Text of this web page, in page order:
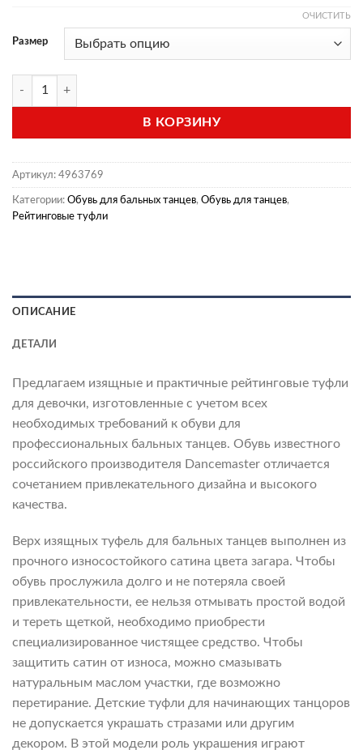
Размер
ОЧИСТИТЬ
Количество товара Рейтинговые туфли (модель 161)
В КОРЗИНУ
Артикул: 4963769
Категории: Обувь для бальных танцев, Обувь для танцев,
Рейтинговые туфли
ОПИСАНИЕ
ДЕТАЛИ
Предлагаем изящные и практичные рейтинговые туфли
для девочки, изготовленные с учетом всех
необходимых требований к обуви для
профессиональных бальных танцев. Обувь известного
российского производителя Dancemaster отличается
сочетанием привлекательного дизайна и высокого
качества.
Верх изящных туфель для бальных танцев выполнен из
прочного износостойкого сатина цвета загара. Чтобы
обувь прослужила долго и не потеряла своей
привлекательности, ее нельзя отмывать простой водой
и тереть щеткой, необходимо приобрести
специализированное чистящее средство. Чтобы
защитить сатин от износа, можно смазывать
натуральным маслом участки, где возможно
перетирание. Детские туфли для начинающих танцоров
не допускается украшать стразами или другим
декором. В этой модели роль украшения играют